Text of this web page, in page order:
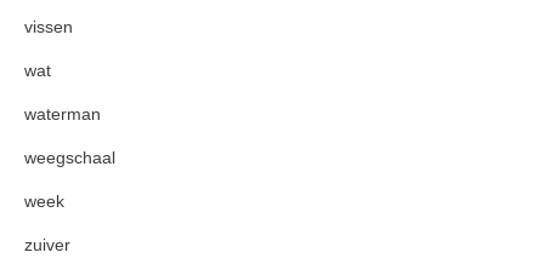
vissen
wat
waterman
weegschaal
week
zuiver